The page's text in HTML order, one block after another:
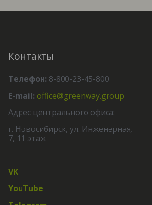
Контакты
Телефон: 8-800-23-45-800
E-mail: office@greenway.group
Адрес центрального офиса:
г. Новосибирск, ул. Инженерная,
7, 11 этаж
VK
YouTube